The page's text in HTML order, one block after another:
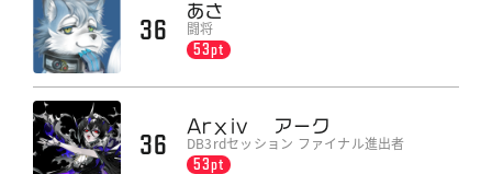
36
あさ
闘将
53pt
36
Arχiv アーク
DB3rdセッション ファイナル進出者
53pt